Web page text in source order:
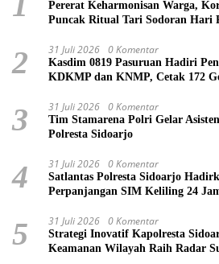
Pererat Keharmonisan Warga,
Puncak Ritual Tari Sodoran Hari
2 31 Juli 2026 0 Komentar
Kasdim 0819 Pasuruan Hadiri
KDKMP dan KNMP, Cetak 172
3 31 Juli 2026 0 Komentar
Tim Stamarena Polri Gelar
Polresta Sidoarjo
4 31 Juli 2026 0 Komentar
Satlantas Polresta Sidoarjo
Perpanjangan SIM Keliling 24
5 31 Juli 2026 0 Komentar
Strategi Inovatif Kapolresta
Keamanan Wilayah Raih Radar